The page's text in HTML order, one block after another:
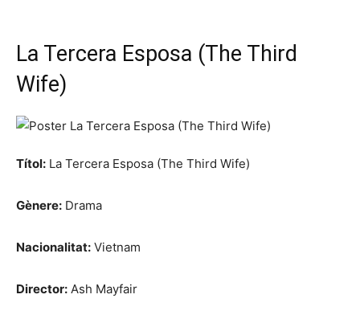
La Tercera Esposa (The Third
Wife)
Títol: La Tercera Esposa (The Third Wife)
Gènere: Drama
Nacionalitat: Vietnam
Director: Ash Mayfair